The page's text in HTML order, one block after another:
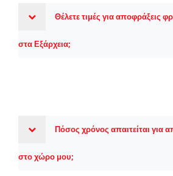
Θέλετε τιμές για αποφράξεις
στα Εξάρχεια;
Πόσος χρόνος απαιτείται για
στο χώρο μου;